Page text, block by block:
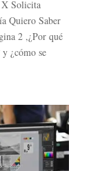
X Solicita
Quiero Saber
2 ,¿Por qué
¿cómo se